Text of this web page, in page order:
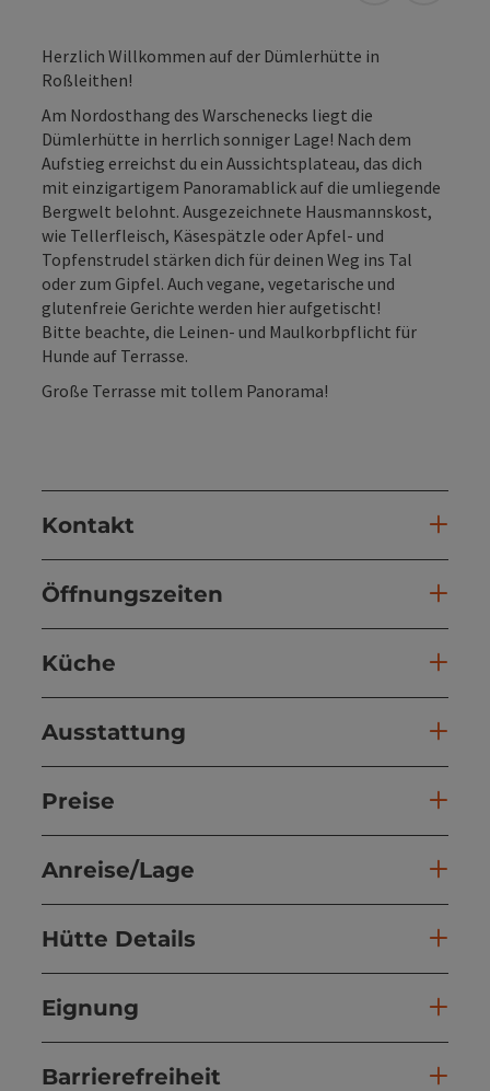
Herzlich Willkommen auf der Dümlerhütte in
Roßleithen!
Am Nordosthang des Warschenecks liegt die
Dümlerhütte in herrlich sonniger Lage! Nach dem
Aufstieg erreichst du ein Aussichtsplateau, das dich
mit einzigartigem Panoramablick auf die umliegende
Bergwelt belohnt. Ausgezeichnete Hausmannskost,
wie Tellerfleisch, Käsespätzle oder Apfel- und
Topfenstrudel stärken dich für deinen Weg ins Tal
oder zum Gipfel. Auch vegane, vegetarische und
glutenfreie Gerichte werden hier aufgetischt!
Bitte beachte, die Leinen- und Maulkorbpflicht für
Hunde auf Terrasse.
Große Terrasse mit tollem Panorama!
Kontakt
Öffnungszeiten
Küche
Ausstattung
Preise
Anreise/Lage
Hütte Details
Eignung
Barrierefreiheit